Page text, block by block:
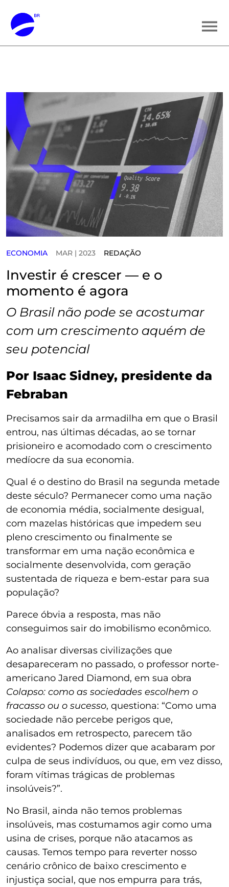
ECONOMIA MAR | 2023 REDAÇÃO
Investir é crescer — e o
momento é agora
O Brasil não pode se acostumar
com um crescimento aquém de
seu potencial
Por Isaac Sidney, presidente da
Febraban
Precisamos sair da armadilha em que o Brasil
entrou, nas últimas décadas, ao se tornar
prisioneiro e acomodado com o crescimento
medíocre da sua economia.
Qual é o destino do Brasil na segunda metade
deste século? Permanecer como uma nação
de economia média, socialmente desigual,
com mazelas históricas que impedem seu
pleno crescimento ou finalmente se
transformar em uma nação econômica e
socialmente desenvolvida, com geração
sustentada de riqueza e bem-estar para sua
população?
Parece óbvia a resposta, mas não
conseguimos sair do imobilismo econômico.
Ao analisar diversas civilizações que
desapareceram no passado, o professor norte-
americano Jared Diamond, em sua obra
Colapso: como as sociedades escolhem o
fracasso ou o sucesso, questiona: “Como uma
sociedade não percebe perigos que,
analisados em retrospecto, parecem tão
evidentes? Podemos dizer que acabaram por
culpa de seus indivíduos, ou que, em vez disso,
foram vítimas trágicas de problemas
insolúveis?”.
No Brasil, ainda não temos problemas
insolúveis, mas costumamos agir como uma
usina de crises, porque não atacamos as
causas. Temos tempo para reverter nosso
cenário crônico de baixo crescimento e
injustiça social, que nos empurra para trás,